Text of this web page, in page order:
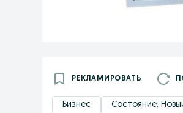
РЕКЛАМИРОВАТЬ
Бизнес Состояние: